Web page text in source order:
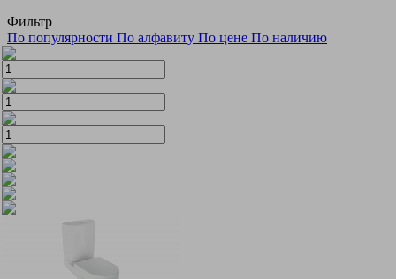
Фильтр
По популярности По алфавиту По цене По наличию